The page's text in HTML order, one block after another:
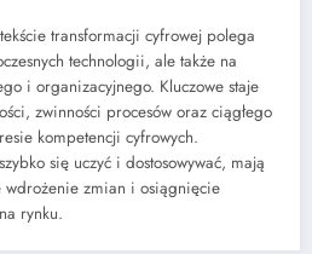
transformacji cyfrowej polega
technologii, ale także na
i organizacyjnego. Kluczowe staje
zwinności procesów oraz ciągłego
kompetencji cyfrowych.
się uczyć i dostosowywać, mają
wdrożenie zmian i osiągnięcie
rynku.